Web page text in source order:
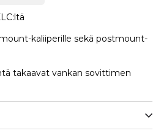
kaliiperille sekä postmount-
takaavat vankan sovittimen